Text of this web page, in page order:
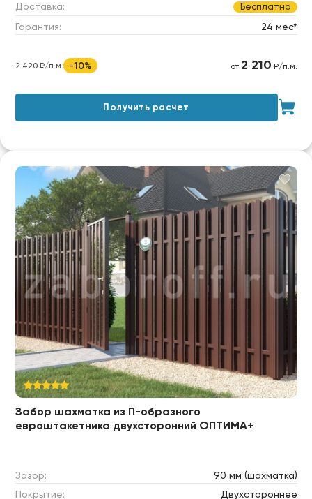
Доставка:
Бесплатно
Гарантия: 24 мес*
2 420 ₽/п.м. -10% от 2 210 ₽/п.м.
Получить расчет
Забор шахматка из П-образного
евроштакетника двухсторонний ОПТИМА+
Зазор:
90 мм (шахматка)
Покрытие:
Двухстороннее